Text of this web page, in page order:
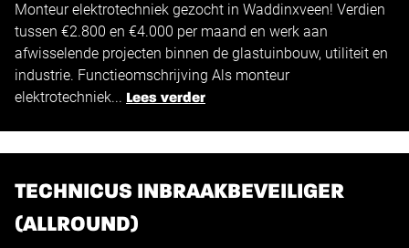
€2.800 -€4.000
Monteur elektrotechniek gezocht in Waddinxveen! Verdien
tussen €2.800 en €4.000 per maand en werk aan
afwisselende projecten binnen de glastuinbouw, utiliteit en
industrie. Functieomschrijving Als monteur
elektrotechniek... Lees verder
TECHNICUS INBRAAKBEVEILIGER
(ALLROUND)